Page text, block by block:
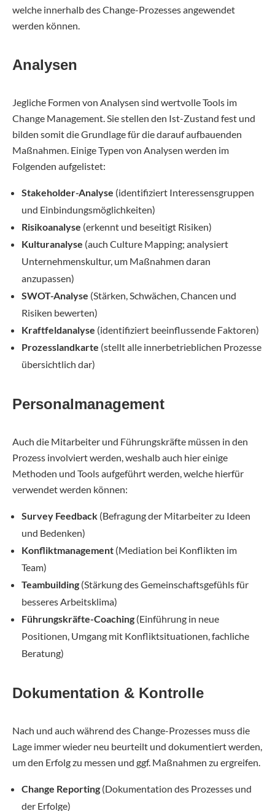
welche innerhalb des Change-Prozesses angewendet
werden können.
Analysen
Jegliche Formen von Analysen sind wertvolle Tools im
Change Management. Sie stellen den Ist-Zustand fest und
bilden somit die Grundlage für die darauf aufbauenden
Maßnahmen. Einige Typen von Analysen werden im
Folgenden aufgelistet:
Stakeholder-Analyse (identifiziert Interessensgruppen
und Einbindungsmöglichkeiten)
Risikoanalyse (erkennt und beseitigt Risiken)
Kulturanalyse (auch Culture Mapping; analysiert
Unternehmenskultur, um Maßnahmen daran
anzupassen)
SWOT-Analyse (Stärken, Schwächen, Chancen und
Risiken bewerten)
Kraftfeldanalyse (identifiziert beeinflussende Faktoren)
Prozesslandkarte (stellt alle innerbetrieblichen Prozesse
übersichtlich dar)
Personalmanagement
Auch die Mitarbeiter und Führungskräfte müssen in den
Prozess involviert werden, weshalb auch hier einige
Methoden und Tools aufgeführt werden, welche hierfür
verwendet werden können:
Survey Feedback (Befragung der Mitarbeiter zu Ideen
und Bedenken)
Konfliktmanagement (Mediation bei Konflikten im
Team)
Teambuilding (Stärkung des Gemeinschaftsgefühls für
besseres Arbeitsklima)
Führungskräfte-Coaching (Einführung in neue
Positionen, Umgang mit Konfliktsituationen, fachliche
Beratung)
Dokumentation & Kontrolle
Nach und auch während des Change-Prozesses muss die
Lage immer wieder neu beurteilt und dokumentiert werden,
um den Erfolg zu messen und ggf. Maßnahmen zu ergreifen.
Change Reporting (Dokumentation des Prozesses und
der Erfolge)